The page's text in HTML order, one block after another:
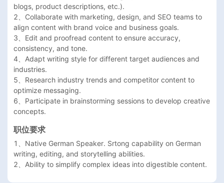
blogs, product descriptions, etc.).
2、Collaborate with marketing, design, and SEO teams to
align content with brand voice and business goals.
3、Edit and proofread content to ensure accuracy,
consistency, and tone.
4、Adapt writing style for different target audiences and
industries.
5、Research industry trends and competitor content to
optimize messaging.
6、Participate in brainstorming sessions to develop creative
concepts.
职位要求
1、Native German Speaker. Srtong capability on German
writing, editing, and storytelling abilities.
2、Ability to simplify complex ideas into digestible content.